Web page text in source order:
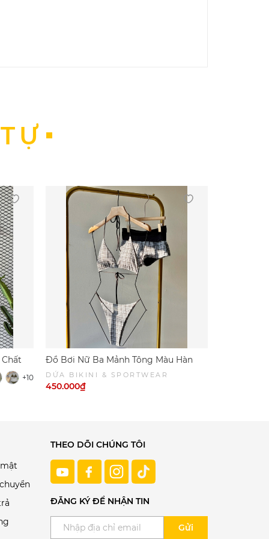
nước thừa. Việc vắt đồ bơi bằng tay theo
tư vấn nàng nhé.
+10
Đồ Bơi Nữ Ba Mảnh Tông Màu Hàn
Quốc -CAROÉ SWIM | DỨA BIKINI &
SPORTWEAR
DỨA BIKINI & SPORTWEAR
450.000₫
THEO DÕI CHÚNG TÔI
ĐĂNG KÝ ĐỂ NHẬN TIN
Gửi